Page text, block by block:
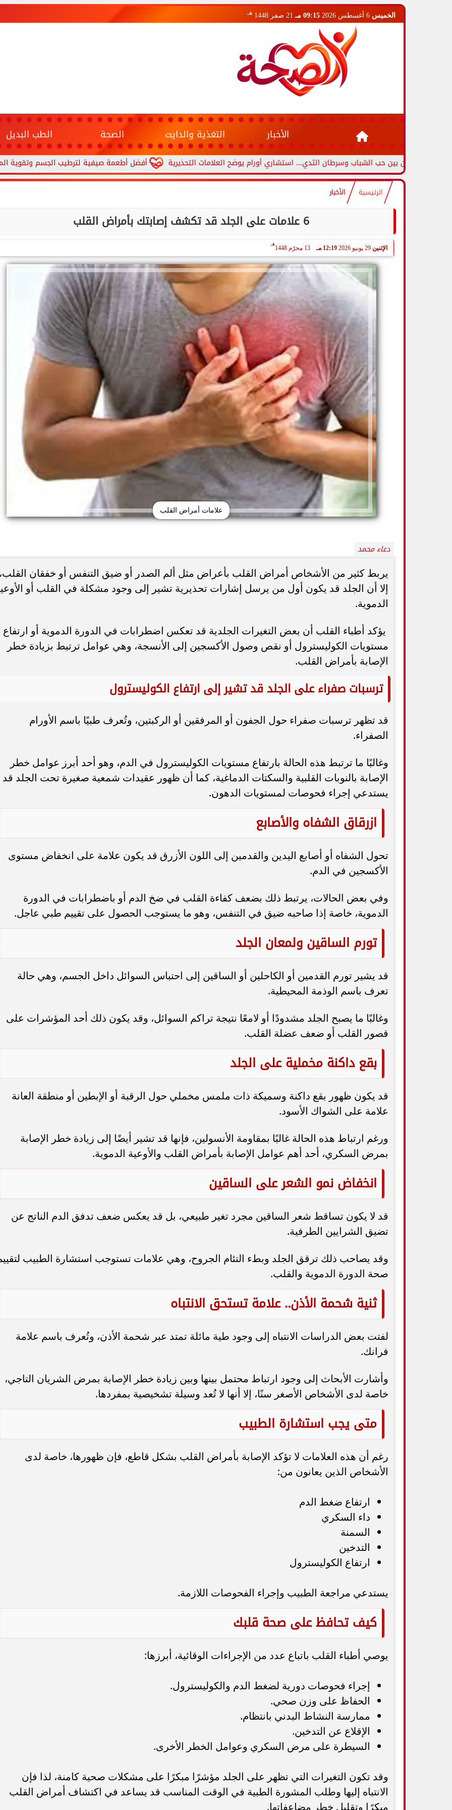
الخميس 09:15 مـ 21 صفر 1448 هـ
الأخبار التغذية والدايت الصحة الطب البديل
أفضل أطعمة صيفية لترطيب الجسم وتقوية المناعة.. 10 خيارات تحارب الجفاف والحر بين حب الشباب وسرطان الثدي... استشاري أورام يوضح العلامات التحذيرية
الرئيسية الأخبار
6 علامات على الجلد قد تكشف إصابتك بأمراض القلب
الإثنين 29 يونيو 2026 12:19 مـ 13 محرّم 1448
هـ
علامات أمراض القلب
دعاء محمد
يربط كثير من الأشخاص أمراض القلب بأعراض مثل ألم الصدر أو ضيق التنفس أو خفقان القلب،
إلا أن الجلد قد يكون أول من يرسل إشارات تحذيرية تشير إلى وجود مشكلة في القلب أو
الدموية.
يؤكد أطباء القلب أن بعض التغيرات الجلدية قد تعكس اضطرابات في الدورة الدموية أو ارتفاع
مستويات الكوليسترول أو نقص وصول الأكسجين إلى الأنسجة، وهي عوامل ترتبط بزيادة خطر
الإصابة بأمراض القلب.
ترسبات صفراء على الجلد قد تشير إلى ارتفاع الكوليسترول
قد تظهر ترسبات صفراء حول الجفون أو المرفقين أو الركبتين، وتُعرف طبيًا باسم الأورام
الصفراء.
وغالبًا ما ترتبط هذه الحالة بارتفاع مستويات الكوليسترول في الدم، وهو أحد أبرز عوامل خطر
الإصابة بالنوبات القلبية والسكتات الدماغية، كما أن ظهور عقيدات شمعية صغيرة تحت الجلد قد
يستدعي إجراء فحوصات لمستويات الدهون.
ازرقاق الشفاه والأصابع
تحول الشفاه أو أصابع اليدين والقدمين إلى اللون الأزرق قد يكون علامة على انخفاض مستوى
الأكسجين في الدم.
وفي بعض الحالات، يرتبط ذلك بضعف كفاءة القلب في ضخ الدم أو باضطرابات في الدورة
الدموية، خاصة إذا صاحبه ضيق في التنفس، وهو ما يستوجب الحصول على تقييم طبي عاجل.
تورم الساقين ولمعان الجلد
قد يشير تورم القدمين أو الكاحلين أو الساقين إلى احتباس السوائل داخل الجسم، وهي حالة
تعرف باسم الوذمة المحيطية.
وغالبًا ما يصبح الجلد مشدودًا أو لامعًا نتيجة تراكم السوائل، وقد يكون ذلك أحد المؤشرات على
قصور القلب أو ضعف عضلة القلب.
بقع داكنة مخملية على الجلد
قد يكون ظهور بقع داكنة وسميكة ذات ملمس مخملي حول الرقبة أو الإبطين أو منطقة العانة
علامة على الشواك الأسود.
ورغم ارتباط هذه الحالة غالبًا بمقاومة الأنسولين، فإنها قد تشير أيضًا إلى زيادة خطر الإصابة
بمرض السكري، أحد أهم عوامل الإصابة بأمراض القلب والأوعية الدموية.
انخفاض نمو الشعر على الساقين
قد لا يكون تساقط شعر الساقين مجرد تغير طبيعي، بل قد يعكس ضعف تدفق الدم الناتج عن
تضيق الشرايين الطرفية.
وقد يصاحب ذلك ترقق الجلد وبطء التئام الجروح، وهي علامات تستوجب استشارة الطبيب
صحة الدورة الدموية والقلب.
ثنية شحمة الأذن.. علامة تستحق الانتباه
لفتت بعض الدراسات الانتباه إلى وجود طية مائلة تمتد عبر شحمة الأذن، وتُعرف باسم علامة
فرانك.
وأشارت الأبحاث إلى وجود ارتباط محتمل بينها وبين زيادة خطر الإصابة بمرض الشريان التاجي،
خاصة لدى الأشخاص الأصغر سنًا، إلا أنها لا تُعد وسيلة تشخيصية بمفردها.
متى يجب استشارة الطبيب
رغم أن هذه العلامات لا تؤكد الإصابة بأمراض القلب بشكل قاطع، فإن ظهورها، خاصة لدى
الأشخاص الذين يعانون من:
ارتفاع ضغط الدم
داء السكري
السمنة
التدخين
ارتفاع الكوليسترول
يستدعي مراجعة الطبيب وإجراء الفحوصات اللازمة.
كيف تحافظ على صحة قلبك
يوصي أطباء القلب باتباع عدد من الإجراءات الوقائية، أبرزها:
إجراء فحوصات دورية لضغط الدم والكوليسترول.
الحفاظ على وزن صحي.
ممارسة النشاط البدني بانتظام.
الإقلاع عن التدخين.
السيطرة على مرض السكري وعوامل الخطر الأخرى.
وقد تكون التغيرات التي تظهر على الجلد مؤشرًا مبكرًا على مشكلات صحية كامنة، لذا فإن
الانتباه إليها وطلب المشورة الطبية في الوقت المناسب قد يساعد في اكتشاف أمراض القلب
مبكرًا وتقليل خطر مضاعفاتها.
أفضل أطعمة صيفية لترطيب الجسم وتقوية
كيف تميزين بين حب الشباب وسرطان